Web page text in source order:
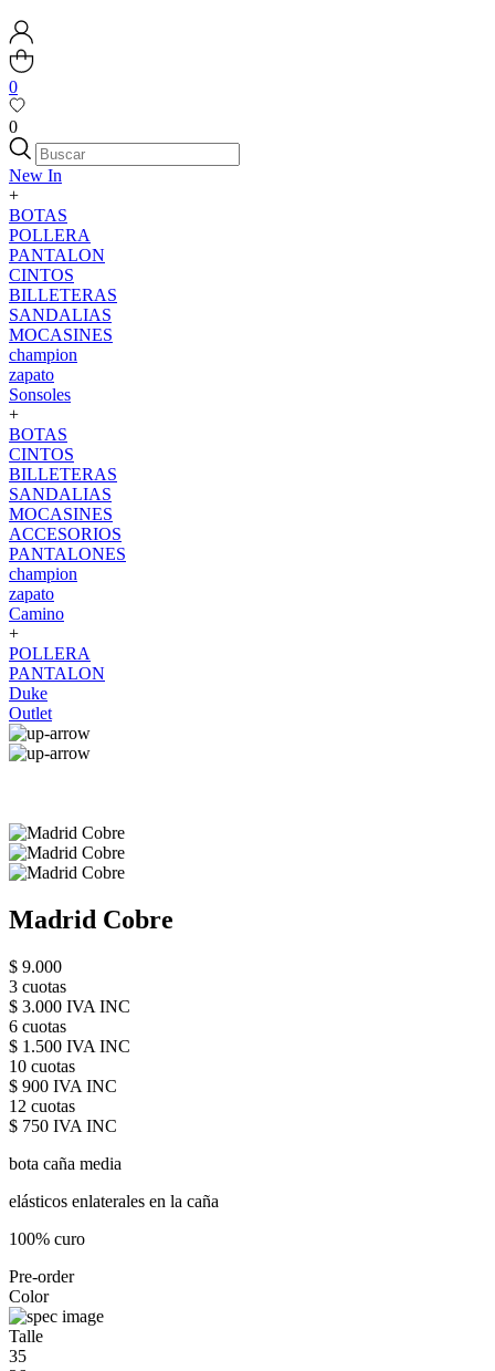
0
0
New In
+
BOTAS
POLLERA
PANTALON
CINTOS
BILLETERAS
SANDALIAS
MOCASINES
champion
zapato
Sonsoles
+
BOTAS
CINTOS
BILLETERAS
SANDALIAS
MOCASINES
ACCESORIOS
PANTALONES
champion
zapato
Camino
+
POLLERA
PANTALON
Duke
Outlet
Madrid Cobre
$ 9.000
3 cuotas
$ 3.000 IVA INC
6 cuotas
$ 1.500 IVA INC
10 cuotas
$ 900 IVA INC
12 cuotas
$ 750 IVA INC
bota caña media
elásticos enlaterales en la caña
100% curo
Pre-order
Color
Talle
35